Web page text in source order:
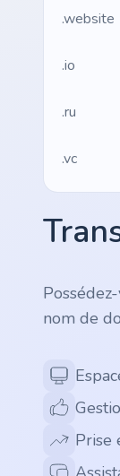
.website
.io
.ru
.vc
.app
.no
nom de
Prise